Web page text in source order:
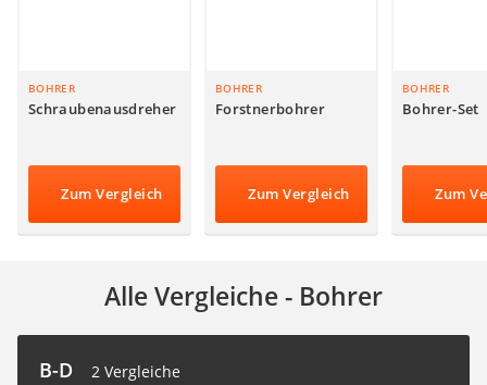
Einhandhobel
BOHRER
Schraubenausdreher
Zum Vergleich
BOHRER
Forstnerbohrer
Zum Vergleich
BOHRER
Bohrer-Set
Zum
Alle Vergleiche - Bohrer
B-D 2 Vergleiche